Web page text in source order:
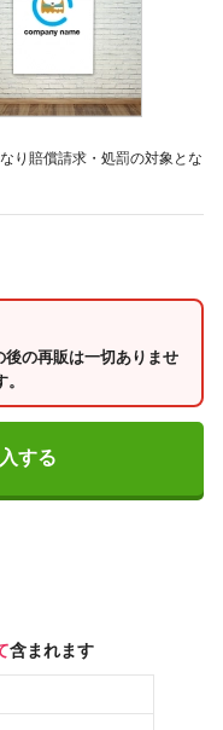
り賠償請求・処罰の対象とな
の再販は一切ありませ
する
含まれます